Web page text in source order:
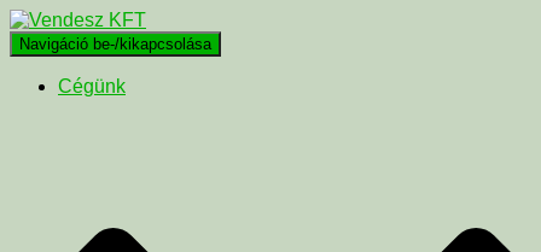
Navigáció be-/kikapcsolása
Cégünk